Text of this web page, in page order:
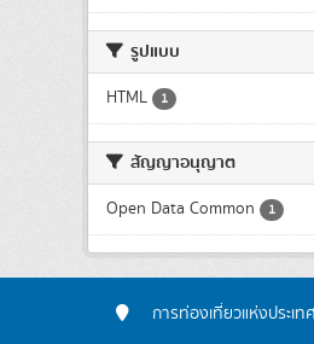
รูปแบบ
HTML 1
สัญญาอนุญาต
Open Data Common 1
การท่องเที่ยวแห่งประเ